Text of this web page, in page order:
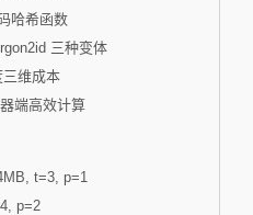
哈希函数
三种变体
维成本
端高效计算
t=3, p=1
p=2